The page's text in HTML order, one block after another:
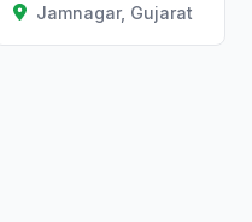
Jamnagar, Gujarat